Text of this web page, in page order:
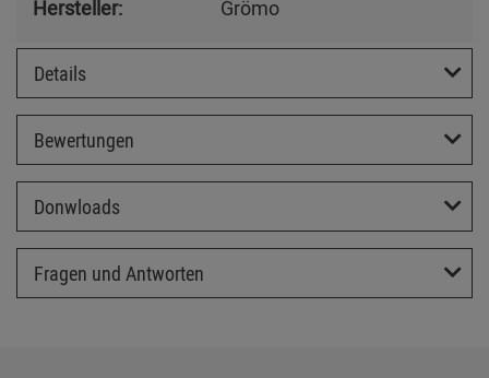
Hersteller:
Grömo
Details
Bewertungen
Donwloads
Fragen und Antworten